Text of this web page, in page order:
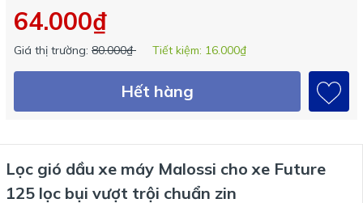
64.000₫
Giá thị trường: 80.000₫ Tiết kiệm: 16.000₫
Hết hàng
Lọc gió dầu xe máy Malossi cho xe Future
125 lọc bụi vượt trội chuẩn zin